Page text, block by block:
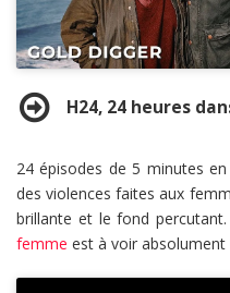
H24, 24 heures
24 épisodes de 5 minutes
des violences faites aux
brillante et le fond percutant.
femme est à voir absolument